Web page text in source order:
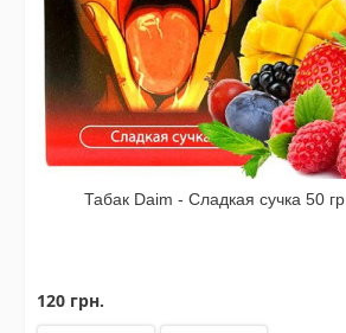
Табак Daim - Сладкая сучка 50 гр
120 грн.